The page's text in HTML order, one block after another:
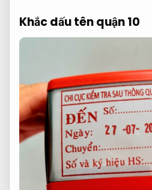
Khắc dấu tên quận 10